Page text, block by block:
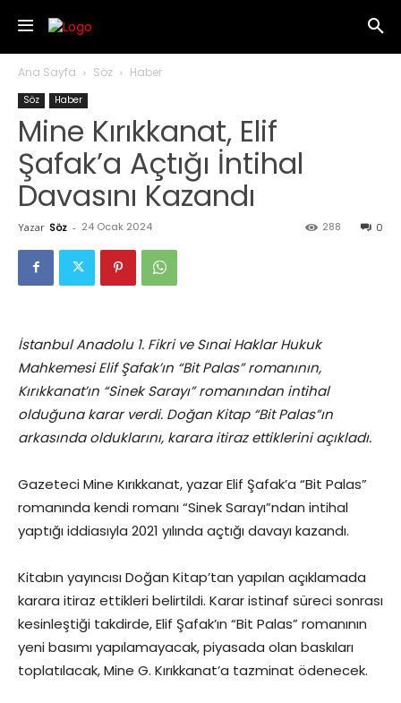
Ana Sayfa Söz Haber
Söz Haber
Mine Kırıkkanat, Elif
Şafak’a Açtığı İntihal
Davasını Kazandı
Yazar Söz - 24 Ocak 2024 0
288
İstanbul Anadolu 1. Fikri ve Sınai Haklar Hukuk
Mahkemesi Elif Şafak’ın “Bit Palas” romanının,
Kırıkkanat’ın “Sinek Sarayı” romanından intihal
olduğuna karar verdi. Doğan Kitap “Bit Palas”ın
arkasında olduklarını, karara itiraz ettiklerini açıkladı.
Gazeteci Mine Kırıkkanat, yazar Elif Şafak’a “Bit Palas”
romanında kendi romanı “Sinek Sarayı”ndan intihal
yaptığı iddiasıyla 2021 yılında açtığı davayı kazandı.
Kitabın yayıncısı Doğan Kitap’tan yapılan açıklamada
karara itiraz ettikleri belirtildi. Karar istinaf süreci sonrası
kesinleştiği takdirde, Elif Şafak’ın “Bit Palas” romanının
yeni basımı yapılamayacak, piyasada olan baskıları
toplatılacak, Mine G. Kırıkkanat’a tazminat ödenecek.